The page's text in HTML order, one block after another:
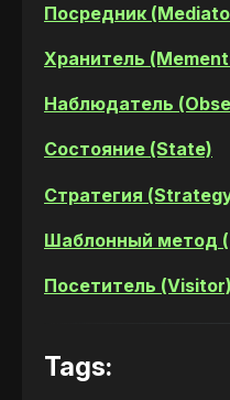
Посредник
Хранитель
Наблюдатель
Состояние (State)
Стратегия
Шаблонный метод
Посетитель (Visitor)
Tags: